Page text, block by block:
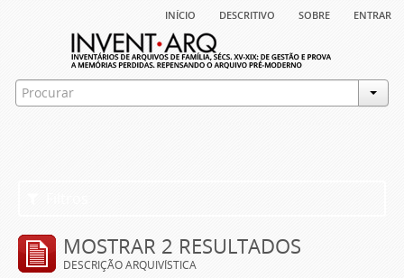
início descritivo sobre entrar
MOSTRAR 2 RESULTADOS
DESCRIÇÃO ARQUIVÍSTICA